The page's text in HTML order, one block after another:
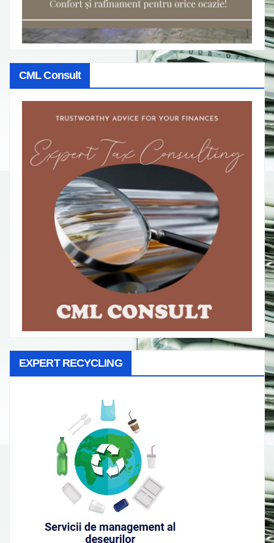
CML Consult
EXPERT RECYCLING